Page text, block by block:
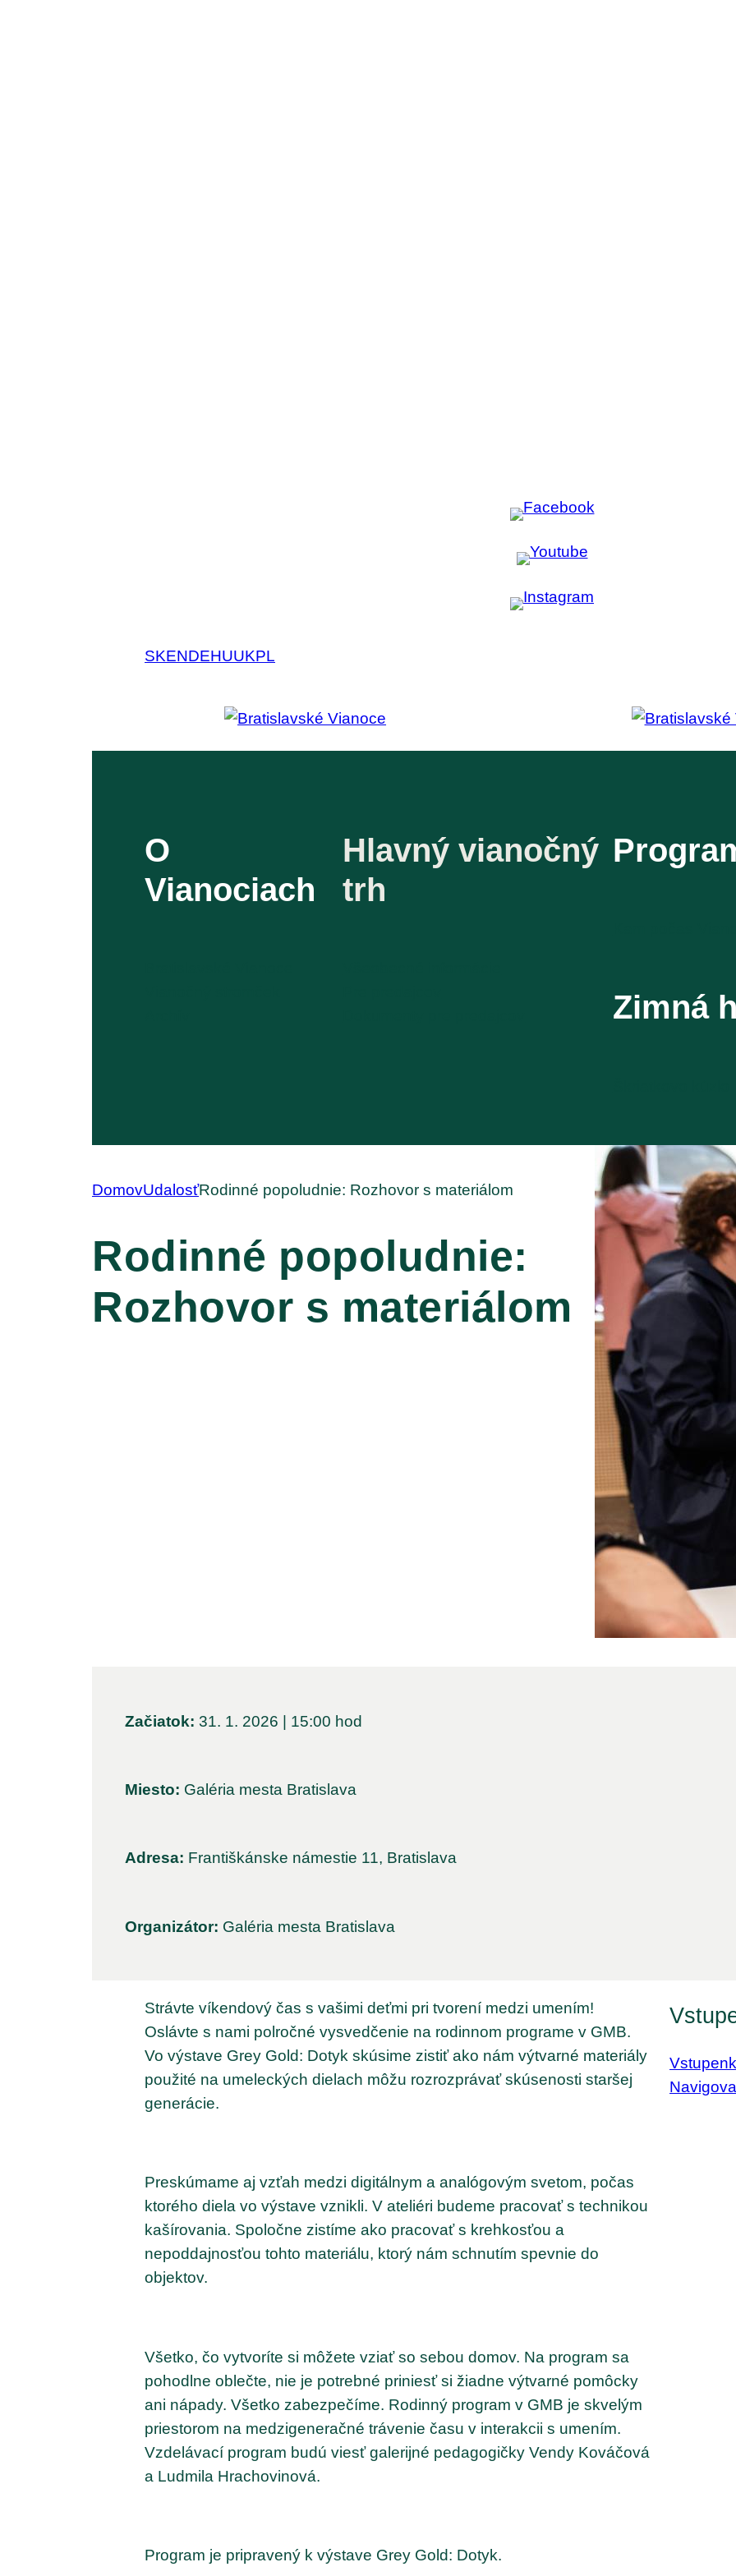
SKENDEHUUKPL
O
Vianociach
Hlavný vianočný
trh
Zimná
DomovUdalosťRodinné popoludnie: Rozhovor s materiálom
Rodinné popoludnie:
Rozhovor s materiálom
Začiatok: 31. 1. 2026 | 15:00 hod
Miesto: Galéria mesta Bratislava
Adresa: Františkánske námestie 11, Bratislava
Organizátor: Galéria mesta Bratislava
Strávte víkendový čas s vašimi deťmi pri tvorení medzi umením!
Oslávte s nami polročné vysvedčenie na rodinnom programe v GMB.
Vo výstave Grey Gold: Dotyk skúsime zistiť ako nám výtvarné materiály
použité na umeleckých dielach môžu rozrozprávať skúsenosti staršej
generácie.
Preskúmame aj vzťah medzi digitálnym a analógovým svetom, počas
ktorého diela vo výstave vznikli. V ateliéri budeme pracovať s technikou
kašírovania. Spoločne zistíme ako pracovať s krehkosťou a
nepoddajnosťou tohto materiálu, ktorý nám schnutím spevnie do
objektov.
Všetko, čo vytvoríte si môžete vziať so sebou domov. Na program sa
pohodlne oblečte, nie je potrebné priniesť si žiadne výtvarné pomôcky
ani nápady. Všetko zabezpečíme. Rodinný program v GMB je skvelým
priestorom na medzigeneračné trávenie času v interakcii s umením.
Vzdelávací program budú viesť galerijné pedagogičky Vendy Kováčová
a Ludmila Hrachovinová.
Program je pripravený k výstave Grey Gold: Dotyk.